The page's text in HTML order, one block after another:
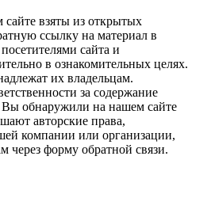
взяты из открытых
ссылку на материал в
сайта и
в ознакомительных целях.
их владельцам.
за содержание
Вы обнаружили на нашем сайте
авторские права,
компании или организации,
через форму обратной связи.